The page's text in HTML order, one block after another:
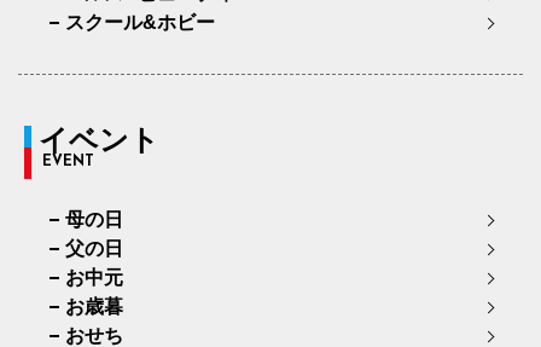
スクール&ホビー
イベント
EVENT
母の日
父の日
お中元
お歳暮
おせち